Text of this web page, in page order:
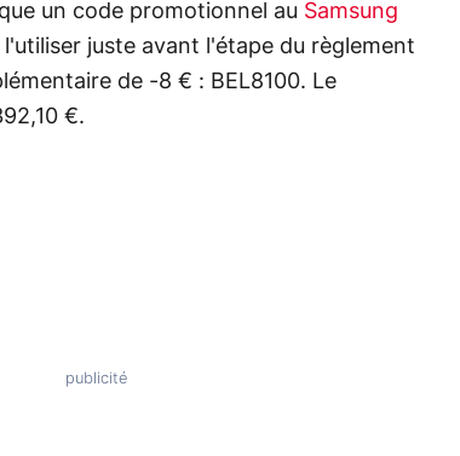
un code promotionnel au Samsung
juste avant l'étape du règlement
de -8 € : BEL8100. Le
€.